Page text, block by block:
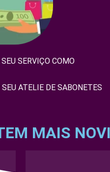
SERVIÇO COMO
ATELIE DE SABONETES
MAIS